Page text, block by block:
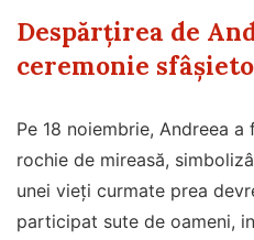
Despărțirea de
ceremonie
Pe 18 noiembrie, Andreea
rochie de mireasă,
unei vieți curmate prea
participat sute de oameni,